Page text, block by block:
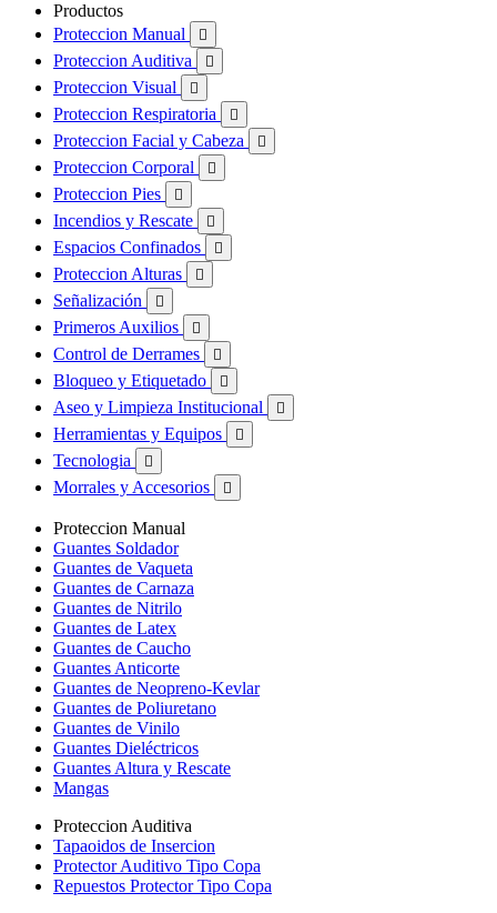
Productos
Proteccion Manual

Proteccion Auditiva 
Proteccion Visual 
Proteccion Respiratoria 
Proteccion Facial y Cabeza 
Proteccion Corporal 
Proteccion Pies 
Incendios y Rescate 
Espacios Confinados 
Proteccion Alturas 
Señalización 
Primeros Auxilios 
Control de Derrames 
Bloqueo y Etiquetado 
Aseo y Limpieza Institucional 
Herramientas y Equipos 
Tecnologia 
Morrales y Accesorios 
Proteccion Manual
Guantes Soldador
Guantes de Vaqueta
Guantes de Carnaza
Guantes de Nitrilo
Guantes de Latex
Guantes de Caucho
Guantes Anticorte
Guantes de Neopreno-Kevlar
Guantes de Poliuretano
Guantes de Vinilo
Guantes Dieléctricos
Guantes Altura y Rescate
Mangas
Proteccion Auditiva
Tapaoidos de Insercion
Protector Auditivo Tipo Copa
Repuestos Protector Tipo Copa